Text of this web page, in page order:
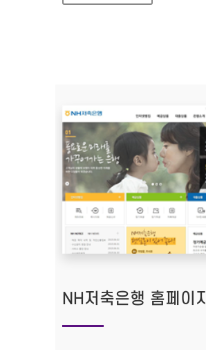
NH저축은행 홈페이지